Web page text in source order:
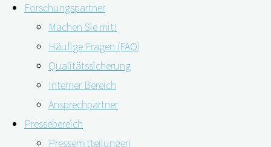
Forschungspartner
Machen Sie mit!
Häufige Fragen (FAQ)
Qualitätssicherung
Interner Bereich
Ansprechpartner
Pressebereich
Pressemitteilungen
internationalen Demenzforschung in
allgemeinverständlicher Sprache aufbereitet – der
digiDEM Bayern Science Watch-Newsletter erfreut
sich immer größerer Beliebtheit.
Aus vielen Rückmeldungen wissen wir, dass Sie, liebe
Leserinnen und Leser, ziemlich wissbegierig sind und
unseren digiDEM Bayern-Science Watch-Newsletter sehr